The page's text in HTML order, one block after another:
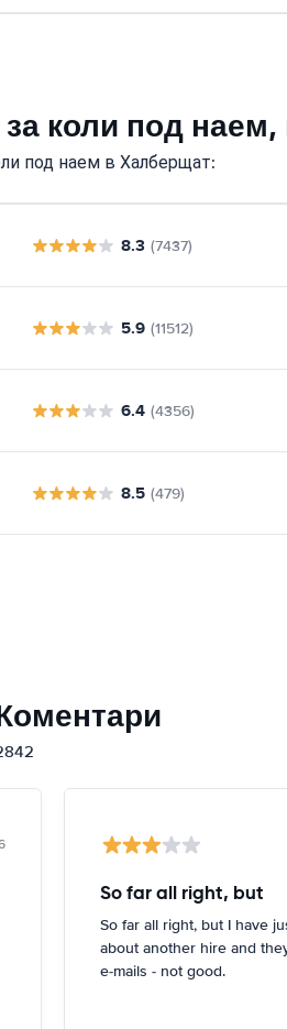
коли под
под наем в Халберщат:
8.3 (7437)
5.9 (11512)
6.4 (4356)
8.5 (479)
So far all right, but
So far all right, but I have
about another hire and
e-mails - not good.